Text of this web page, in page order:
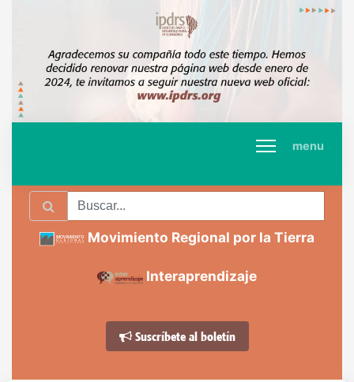
menu
Movimiento Regional por la Tierra
Interaprendizaje
Suscríbete al boletín